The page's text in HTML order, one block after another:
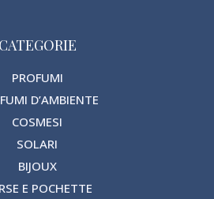
CATEGORIE
PROFUMI
D’AMBIENTE
COSMESI
SOLARI
BIJOUX
E POCHETTE